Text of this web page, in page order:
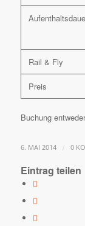
Rail & Fly
Preis
Buchung
6. MAI 2014 / 0
Eintrag teilen